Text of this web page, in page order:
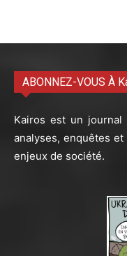
ABONNEZ-VOUS À
Kairos est un journal
analyses, enquêtes
enjeux de société.